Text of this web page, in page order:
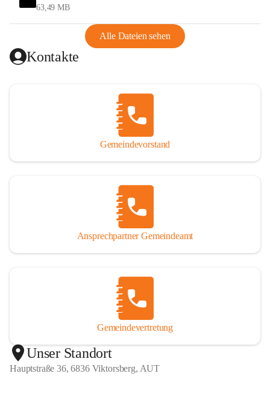
63,49 MB
Alle Dateien sehen
Kontakte
Gemeindevorstand
Ansprechpartner Gemeindeamt
Gemeindevertretung
Unser Standort
Hauptstraße 36, 6836 Viktorsberg, AUT